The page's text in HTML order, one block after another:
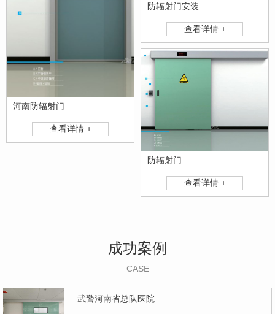
河南防辐射门
查看详情 +
防辐射门安装
查看详情 +
防辐射门
查看详情 +
成功案例
CASE
武警河南省总队医院